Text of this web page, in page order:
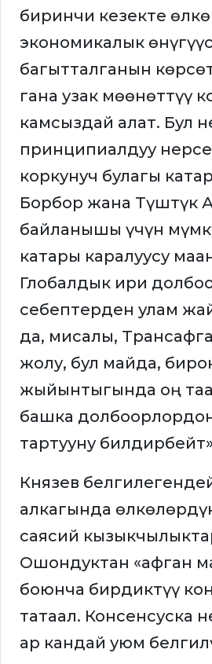
биринчи кезекте
экономикалык
багытталганын
гана узак мөөнөттүү
камсыздай алат. Бул
принципиалдуу
коркунуч булагы
Борбор жана Түштүк
байланышы үчүн
катары каралуусу
Глобалдык ири
себептерден улам
да, мисалы,
жолу, бул майда,
жыйынтыгында оң
башка
тартууну
Князев
алкагында
саясий
Ошондуктан «афган
боюнча бирдиктүү
татаал. Консенсуска
ар кандай уюм